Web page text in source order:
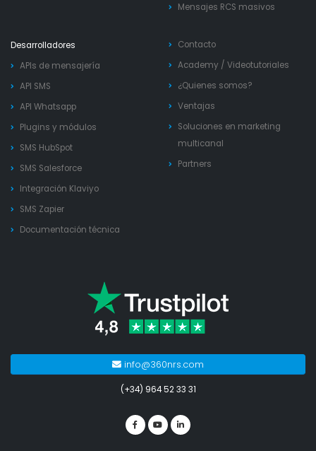
Mensajes RCS masivos
Desarrolladores
APIs de mensajería
API SMS
API Whatsapp
Plugins y módulos
SMS HubSpot
SMS Salesforce
Integración Klaviyo
SMS Zapier
Documentación técnica
Contacto
Academy / Videotutoriales
¿Quienes somos?
Ventajas
Soluciones en marketing
multicanal
Partners
info@360nrs.com
(+34) 964 52 33 31